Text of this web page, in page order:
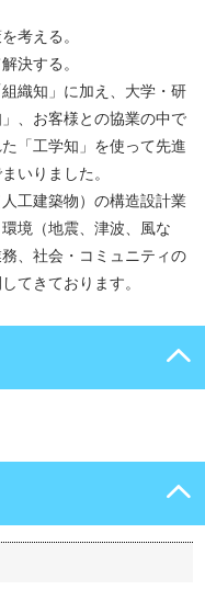
考える。
決する。
織知」に加え、大学・研
、お客様との協業の中で
「工学知」を使って先進
いりました。
工建築物）の構造設計業
境（地震、津波、風な
、社会・コミュニティの
てきております。